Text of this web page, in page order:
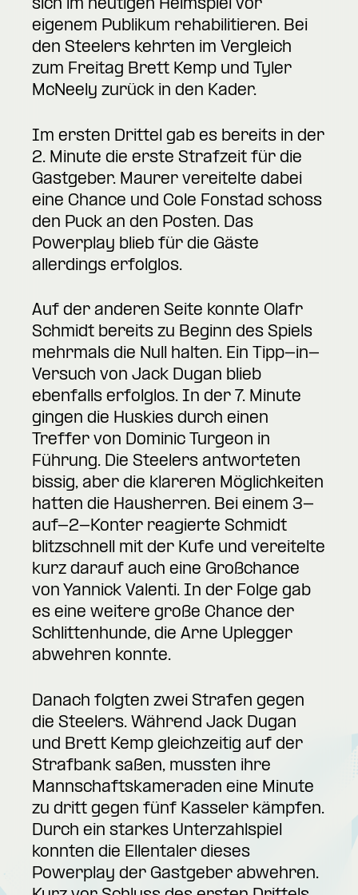
sich im heutigen Heimspiel vor
eigenem Publikum rehabilitieren. Bei
den Steelers kehrten im Vergleich
zum Freitag Brett Kemp und Tyler
McNeely zurück in den Kader.
Im ersten Drittel gab es bereits in der
2. Minute die erste Strafzeit für die
Gastgeber. Maurer vereitelte dabei
eine Chance und Cole Fonstad schoss
den Puck an den Posten. Das
Powerplay blieb für die Gäste
allerdings erfolglos.
Auf der anderen Seite konnte Olafr
Schmidt bereits zu Beginn des Spiels
mehrmals die Null halten. Ein Tipp-in-
Versuch von Jack Dugan blieb
ebenfalls erfolglos. In der 7. Minute
gingen die Huskies durch einen
Treffer von Dominic Turgeon in
Führung. Die Steelers antworteten
bissig, aber die klareren Möglichkeiten
hatten die Hausherren. Bei einem 3-
auf-2-Konter reagierte Schmidt
blitzschnell mit der Kufe und vereitelte
kurz darauf auch eine Großchance
von Yannick Valenti. In der Folge gab
es eine weitere große Chance der
Schlittenhunde, die Arne Uplegger
abwehren konnte.
Danach folgten zwei Strafen gegen
die Steelers. Während Jack Dugan
und Brett Kemp gleichzeitig auf der
Strafbank saßen, mussten ihre
Mannschaftskameraden eine Minute
zu dritt gegen fünf Kasseler kämpfen.
Durch ein starkes Unterzahlspiel
konnten die Ellentaler dieses
Powerplay der Gastgeber abwehren.